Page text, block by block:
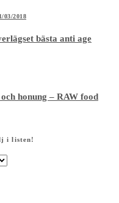
03/2018
bästa anti age
honung – RAW food
i listen!